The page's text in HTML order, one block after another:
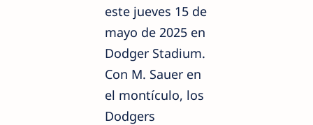
este jueves 15 de
mayo de 2025 en
Dodger Stadium.
Con M. Sauer en
el montículo, los
Dodgers